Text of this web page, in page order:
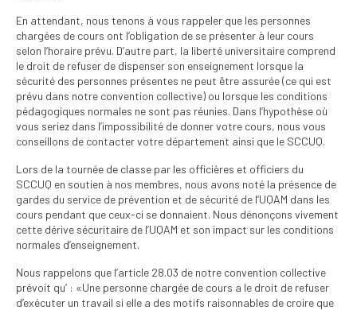
Signature – Courriel
(FNEEQ)
Vignettes
Publications
Nouvelles du
SPPEUQAM
Communiqués
SPPEUQAM@ctualités
et Bilans
SCCUQ@
En attendant, nous tenons à vous rappeler que les personnes
chargées de cours ont l’obligation de se présenter à leur cours
selon l’horaire prévu. D’autre part, la liberté universitaire comprend
le droit de refuser de dispenser son enseignement lorsque la
sécurité des personnes présentes ne peut être assurée (ce qui est
prévu dans notre convention collective) ou lorsque les conditions
pédagogiques normales ne sont pas réunies. Dans l’hypothèse où
vous seriez dans l’impossibilité de donner votre cours, nous vous
conseillons de contacter votre département ainsi que le SCCUQ.
Lors de la tournée de classe par les officières et officiers du
SCCUQ en soutien à nos membres, nous avons noté la présence de
gardes du service de prévention et de sécurité de l’UQAM dans les
cours pendant que ceux-ci se donnaient. Nous dénonçons vivement
cette dérive sécuritaire de l’UQAM et son impact sur les conditions
normales d’enseignement.
Nous rappelons que l’article 28.03 de notre convention collective
prévoit qu’ : «Une personne chargée de cours a le droit de refuser
d’exécuter un travail si elle a des motifs raisonnables de croire que